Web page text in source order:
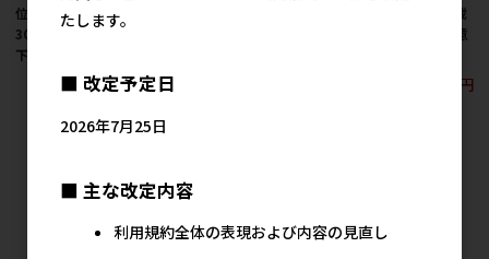
位・最低発注数量(混載
30ケース以上)にご注意
下さい
参考上代 255円
位・最低発注数量(混載
30ケース以上)にご注意
890円
たします。
■ 改定予定日
2026年7月25日
■ 主な改定内容
利用規約全体の表現および内容の見直し